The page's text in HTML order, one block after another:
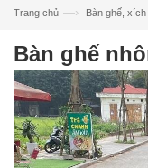
Trang chủ —› Bàn ghế,
Bàn ghế